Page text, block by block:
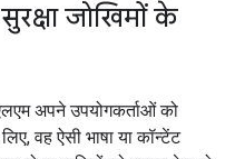
जोखिमों के
अपने उपयोगकर्ताओं को
वह ऐसी भाषा या कॉन्टेंट